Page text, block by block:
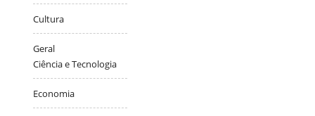
Cultura
Geral
Ciência e Tecnologia
Economia